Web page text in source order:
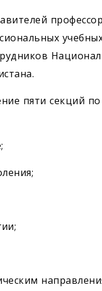
пяти секций